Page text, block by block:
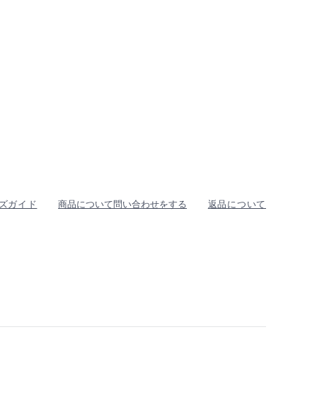
ガイド 商品について問い合わせをする 返品について